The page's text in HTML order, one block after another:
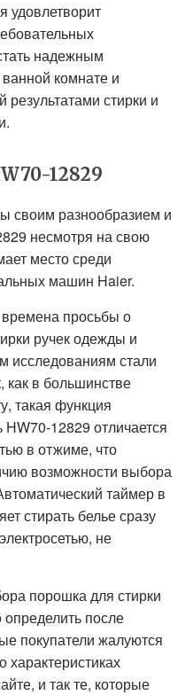
удовлетворит
надежным
комнате и
результатами стирки и
12829
своим разнообразием и
несмотря на свою
место среди
машин Haier.
просьбы о
ручек одежды и
исследованиям стали
как в большинстве
такая функция
HW70-12829 отличается
в отжиме, что
возможности выбора
таймер в
стирать белье сразу
не
порошка для стирки
определить после
покупатели жалуются
характеристиках
и так те, которые